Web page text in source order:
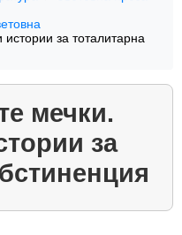
за тоталитарна
мечки.
за